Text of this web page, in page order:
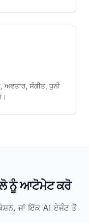
ਸੰਗੀਤ, ਧੁਨੀ
ਨੂੰ ਆਟੋਮੇਟ ਕਰੋ
ਜਾਂ ਇੱਕ AI ਏਜੰਟ ਤੋਂ